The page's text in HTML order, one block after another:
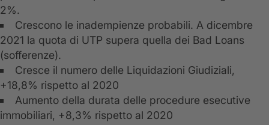
2%.
Crescono le inadempienze probabili. A dicembre
2021 la quota di UTP supera quella dei Bad Loans
(sofferenze).
Cresce il numero delle Liquidazioni Giudiziali,
+18,8% rispetto al 2020
Aumento della durata delle procedure esecutive
immobiliari, +8,3% rispetto al 2020